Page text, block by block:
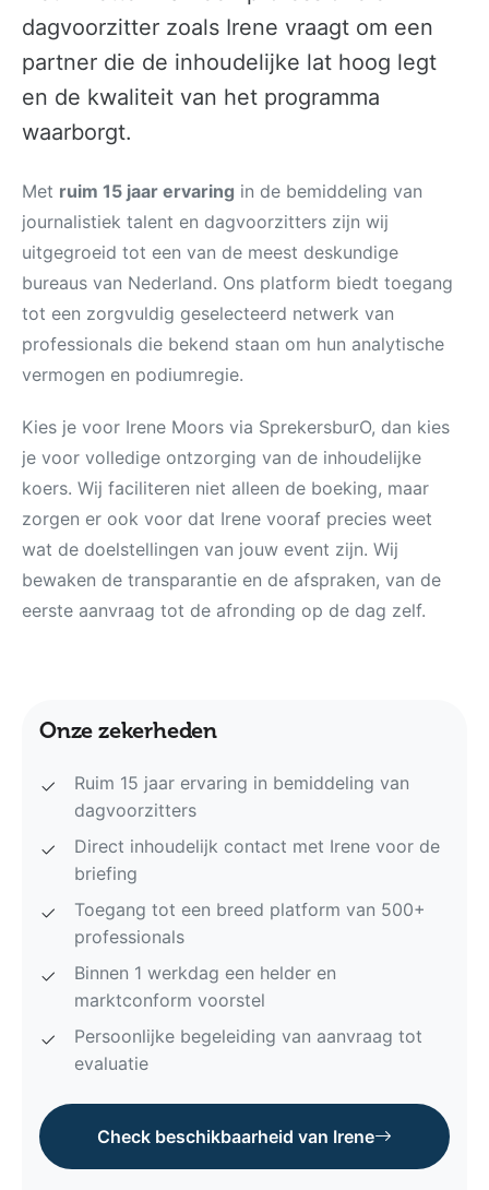
dagvoorzitter zoals Irene vraagt om een
partner die de inhoudelijke lat hoog legt
en de kwaliteit van het programma
waarborgt.
Met ruim 15 jaar ervaring in de bemiddeling van
journalistiek talent en dagvoorzitters zijn wij
uitgegroeid tot een van de meest deskundige
bureaus van Nederland. Ons platform biedt toegang
tot een zorgvuldig geselecteerd netwerk van
professionals die bekend staan om hun analytische
vermogen en podiumregie.
Kies je voor Irene Moors via SprekersburO, dan kies
je voor volledige ontzorging van de inhoudelijke
koers. Wij faciliteren niet alleen de boeking, maar
zorgen er ook voor dat Irene vooraf precies weet
wat de doelstellingen van jouw event zijn. Wij
bewaken de transparantie en de afspraken, van de
eerste aanvraag tot de afronding op de dag zelf.
Onze zekerheden
Ruim 15 jaar ervaring in bemiddeling van
dagvoorzitters
Direct inhoudelijk contact met Irene voor de
briefing
Toegang tot een breed platform van 500+
professionals
Binnen 1 werkdag een helder en
marktconform voorstel
Persoonlijke begeleiding van aanvraag tot
evaluatie
Check beschikbaarheid van Irene